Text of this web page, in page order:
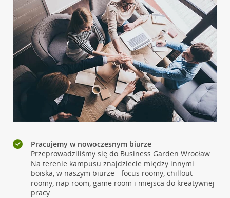
Pracujemy w nowoczesnym biurze
Przeprowadziliśmy się do Business Garden Wrocław.
Na terenie kampusu znajdziecie między innymi
boiska, w naszym biurze - focus roomy, chillout
roomy, nap room, game room i miejsca do kreatywnej
pracy.